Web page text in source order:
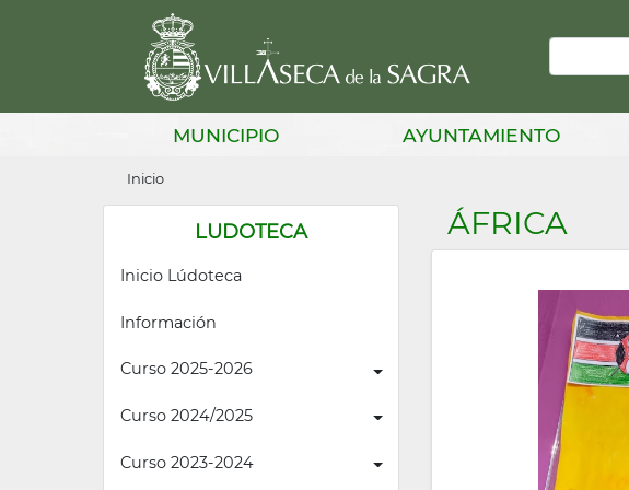
Buscar
MUNICIPIO AYUNTAMIENTO
Sobrescribir
enlaces
ayuda
a
la
navegación
Inicio
LUDOTECA
Inicio Lúdoteca
Información
Curso 2025-2026
Curso 2024/2025
Curso 2023-2024
ÁFRICA